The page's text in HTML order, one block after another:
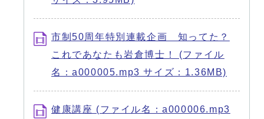
市制50周年特別連載企画 知ってた？
これであなたも岩倉博士！ (ファイル
名：a000005.mp3 サイズ：1.36MB)
健康講座 (ファイル名：a000006.mp3